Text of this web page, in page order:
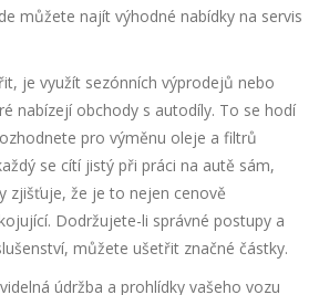
můžete najít výhodné nabídky na servis
je využít sezónních výprodejů nebo
nabízejí obchody s autodíly. To se hodí
pro výměnu oleje a filtrů
se cítí jistý při práci na autě sám,
zjišťuje, že je to nejen cenově
Dodržujete-li správné postupy a
můžete ušetřit značné částky.
údržba a prohlídky vašeho vozu